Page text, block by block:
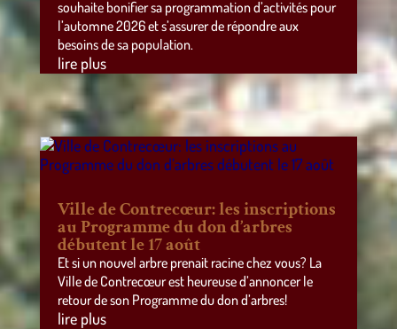
souhaite bonifier sa programmation d’activités pour
l’automne 2026 et s’assurer de répondre aux
besoins de sa population.
lire plus
Ville de Contrecœur: les inscriptions
au Programme du don d’arbres
débutent le 17 août
Et si un nouvel arbre prenait racine chez vous? La
Ville de Contrecœur est heureuse d’annoncer le
retour de son Programme du don d’arbres!
lire plus